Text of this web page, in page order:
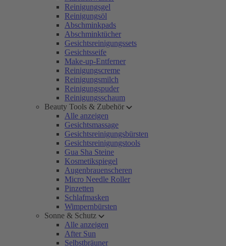
Reinigungsgel
Reinigungsöl
Abschminkpads
Abschminktücher
Gesichtsreinigungssets
Gesichtsseife
Make-up-Entferner
Reinigungscreme
Reinigungsmilch
Reinigungspuder
Reinigungsschaum
Beauty Tools & Zubehör
Alle anzeigen
Gesichtsmassage
Gesichtsreinigungsbürsten
Gesichtsreinigungstools
Gua Sha Steine
Kosmetikspiegel
Augenbrauenscheren
Micro Needle Roller
Pinzetten
Schlafmasken
Wimpernbürsten
Sonne & Schutz
Alle anzeigen
After Sun
Selbstbräuner